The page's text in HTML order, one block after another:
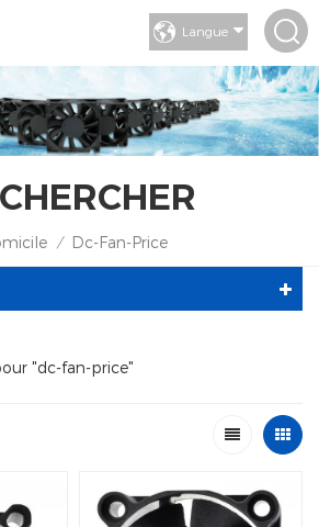
Langue
/ Dc-Fan-Price
"dc-fan-price"